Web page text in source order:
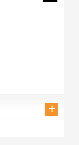
+